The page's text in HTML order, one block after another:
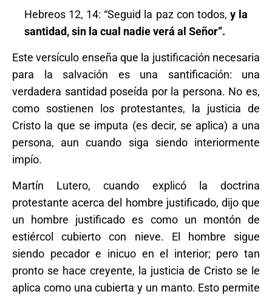
Hebreos 12, 14: “Seguid la paz con todos, y la
santidad, sin la cual nadie verá al Señor”.
Este versículo enseña que la justificación necesaria
para la salvación es una santificación: una
verdadera santidad poseída por la persona. No es,
como sostienen los protestantes, la justicia de
Cristo la que se imputa (es decir, se aplica) a una
persona, aun cuando siga siendo interiormente
impío.
Martín Lutero, cuando explicó la doctrina
protestante acerca del hombre justificado, dijo que
un hombre justificado es como un montón de
estiércol cubierto con nieve. El hombre sigue
siendo pecador e inicuo en el interior; pero tan
pronto se hace creyente, la justicia de Cristo se le
aplica como una cubierta y un manto. Esto permite